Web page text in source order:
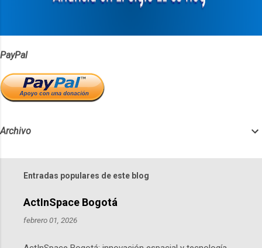
PayPal
Archivo
Entradas populares de este blog
ActInSpace Bogotá
febrero 01, 2026